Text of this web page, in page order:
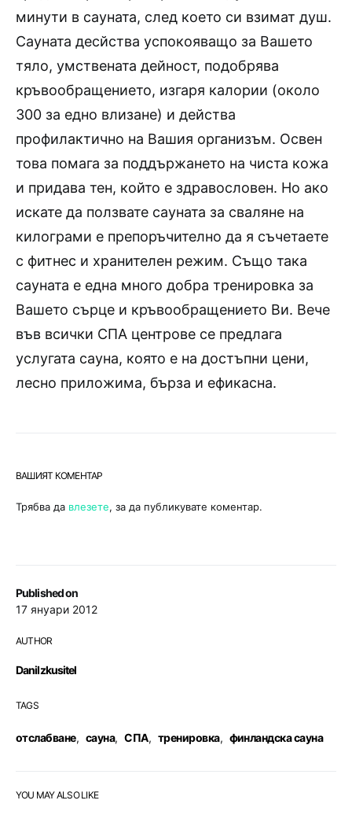
Published on
17 януари 2012
AUTHOR
DaniIzkusitel
TAGS
отслабване, сауна, СПА, тренировка, финландска сауна
минути в сауната, след което си взимат душ.
Сауната десйства успокояващо за Вашето
тяло, умствената дейност, подобрява
кръвообращението, изгаря калории (около
300 за едно влизане) и действа
профилактично на Вашия организъм. Освен
това помага за поддържането на чиста кожа
и придава тен, който е здравословен. Но ако
искате да ползвате сауната за сваляне на
килограми е препоръчително да я съчетаете
с фитнес и хранителен режим. Също така
сауната е една много добра тренировка за
Вашето сърце и кръвообращението Ви. Вече
във всички СПА центрове се предлага
услугата сауна, която е на достъпни цени,
лесно приложима, бърза и ефикасна.
ВАШИЯТ КОМЕНТАР
Трябва да влезете, за да публикувате коментар.
YOU MAY ALSO LIKE